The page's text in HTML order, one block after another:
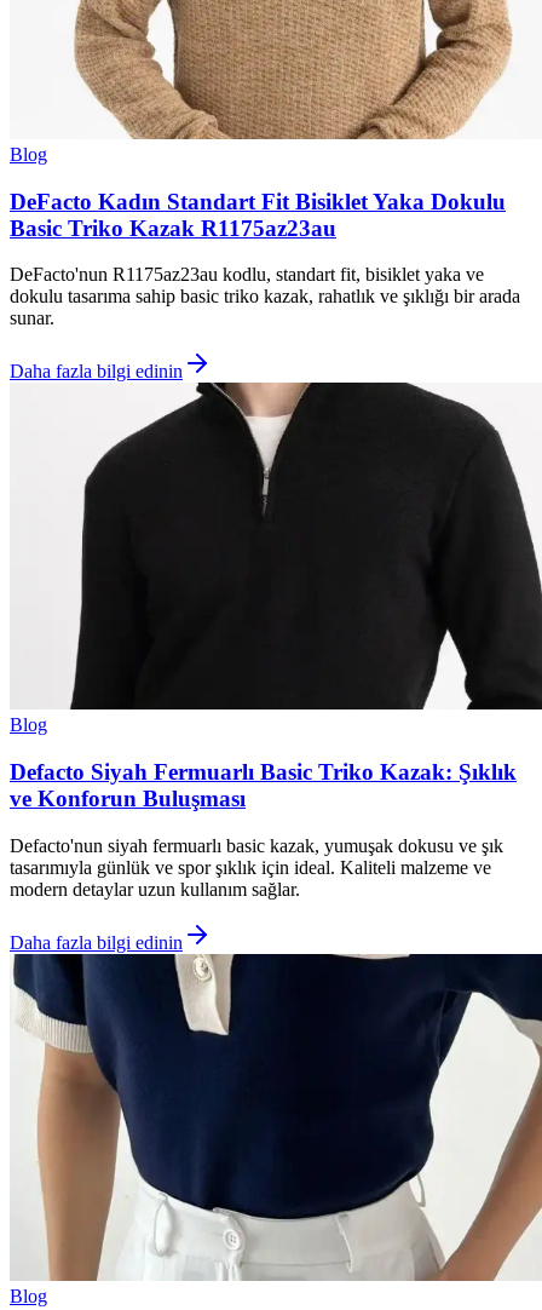
Blog
DeFacto Kadın Standart Fit Bisiklet Yaka Dokulu
Basic Triko Kazak R1175az23au
DeFacto'nun R1175az23au kodlu, standart fit, bisiklet yaka ve
dokulu tasarıma sahip basic triko kazak, rahatlık ve şıklığı bir arada
sunar.
Daha fazla bilgi edinin
Blog
Defacto Siyah Fermuarlı Basic Triko Kazak: Şıklık
ve Konforun Buluşması
Defacto'nun siyah fermuarlı basic kazak, yumuşak dokusu ve şık
tasarımıyla günlük ve spor şıklık için ideal. Kaliteli malzeme ve
modern detaylar uzun kullanım sağlar.
Daha fazla bilgi edinin
Blog